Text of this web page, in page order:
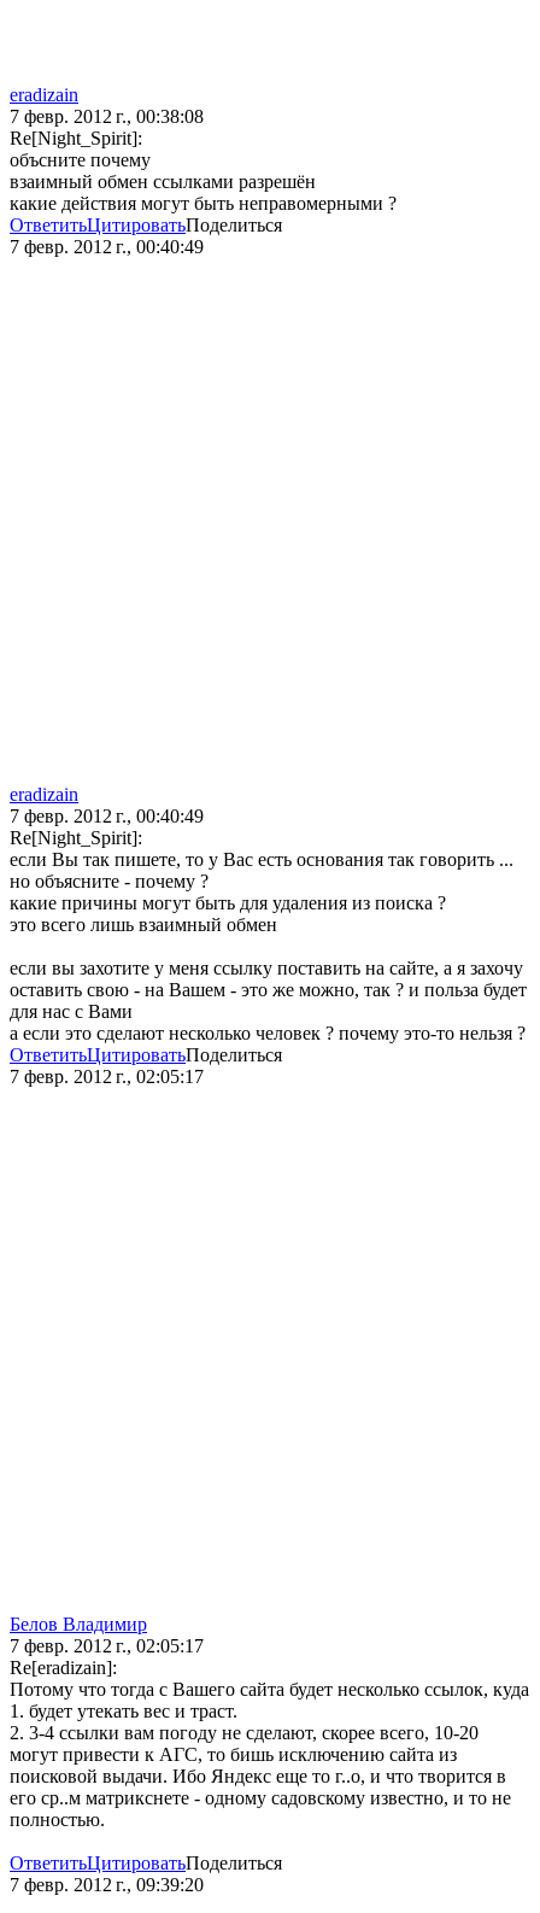
eradizain
7 февр. 2012 г., 00:38:08
Re[Night_Spirit]:
объсните почему
взаимный обмен ссылками разрешён
какие действия могут быть неправомерными ?
ОтветитьЦитироватьПоделиться
7 февр. 2012 г., 00:40:49
eradizain
7 февр. 2012 г., 00:40:49
Re[Night_Spirit]:
если Вы так пишете, то у Вас есть основания так говорить ...
но объясните - почему ?
какие причины могут быть для удаления из поиска ?
это всего лишь взаимный обмен
если вы захотите у меня ссылку поставить на сайте, а я захочу
оставить свою - на Вашем - это же можно, так ? и польза будет
для нас с Вами
а если это сделают несколько человек ? почему это-то нельзя ?
ОтветитьЦитироватьПоделиться
7 февр. 2012 г., 02:05:17
Белов Владимир
7 февр. 2012 г., 02:05:17
Re[eradizain]:
Потому что тогда с Вашего сайта будет несколько ссылок, куда
1. будет утекать вес и траст.
2. 3-4 ссылки вам погоду не сделают, скорее всего, 10-20
могут привести к АГС, то бишь исключению сайта из
поисковой выдачи. Ибо Яндекс еще то г..о, и что творится в
его ср..м матрикснете - одному садовскому известно, и то не
полностью.
ОтветитьЦитироватьПоделиться
7 февр. 2012 г., 09:39:20